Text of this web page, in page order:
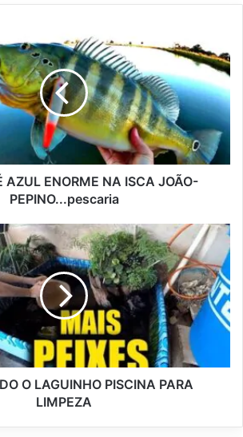
AZUL ENORME NA ISCA JOÃO-
PEPINO...pescaria
O LAGUINHO PISCINA PARA
LIMPEZA